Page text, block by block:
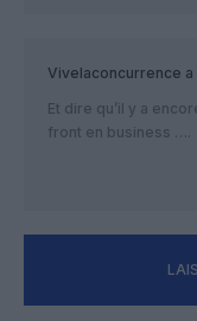
Vivelaconcurrence
Et dire qu’il y a
front en business ….